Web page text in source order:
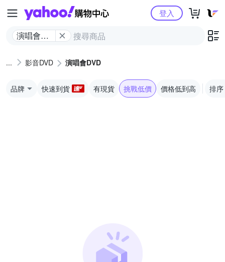
Yahoo購物中心
演唱會
登入
影音DVD 演唱會DVD
品牌 快速到貨 有現貨 挑戰低價 價格低到高 排序